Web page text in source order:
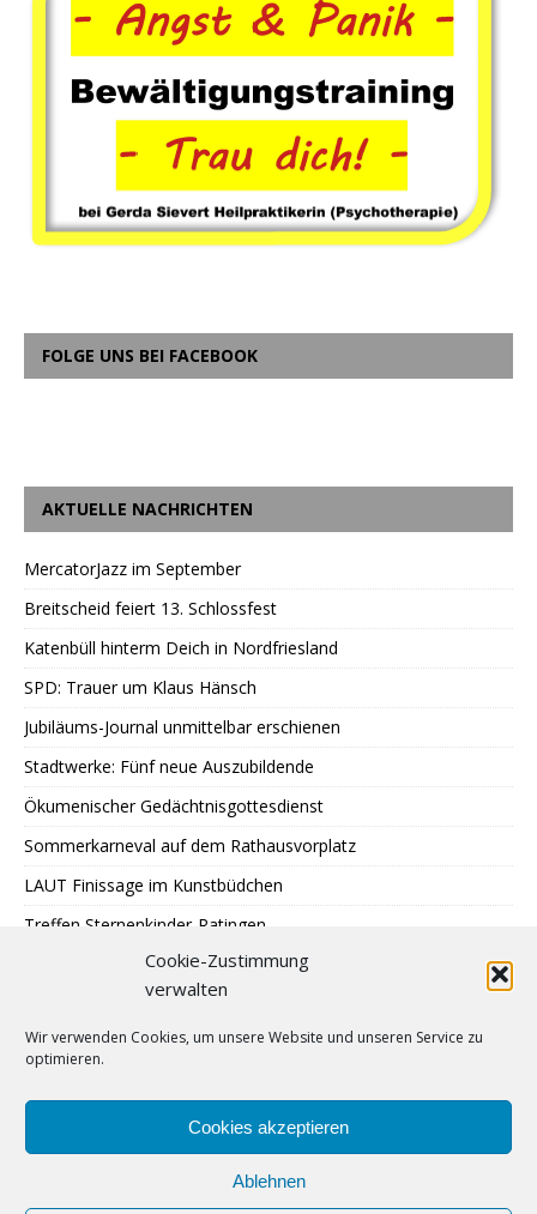
Cookie-Zustimmung
verwalten
Wir verwenden Cookies, um unsere Website und unseren Service zu
optimieren.
Cookies akzeptieren
Ablehnen
FOLGE UNS BEI FACEBOOK
AKTUELLE NACHRICHTEN
MercatorJazz im September
Breitscheid feiert 13. Schlossfest
Katenbüll hinterm Deich in Nordfriesland
SPD: Trauer um Klaus Hänsch
Jubiläums-Journal unmittelbar erschienen
Stadtwerke: Fünf neue Auszubildende
Ökumenischer Gedächtnisgottesdienst
Sommerkarneval auf dem Rathausvorplatz
LAUT Finissage im Kunstbüdchen
Treffen Sternenkinder-Ratingen
SPD: Besuch bei Johann + Wittmer
Ausstellung im Mehrgenerationentreff Tiefenbroich
400 zu schnelle Autofahrer
Sommer auf Eis legen